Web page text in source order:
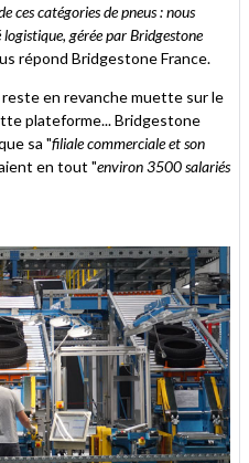
ces catégories de pneus : nous
gérée par Bridgestone
répond Bridgestone France.
en revanche muette sur le
plateforme... Bridgestone
sa "filiale commerciale et son
en tout "environ 3500 salariés